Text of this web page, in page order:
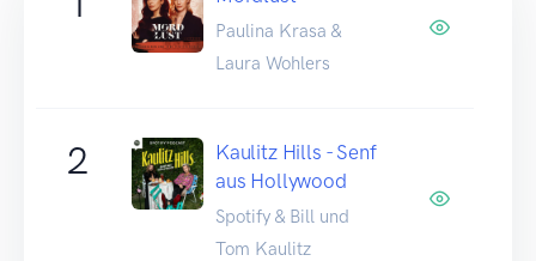
Paulina Krasa &
Laura Wohlers
2
Kaulitz Hills - Senf
aus Hollywood
Spotify & Bill und
Tom Kaulitz